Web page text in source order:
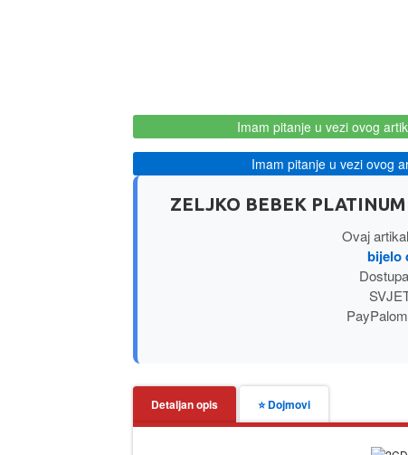
Imam pitanje u vezi ovog
Imam pitanje u vezi ovog
ZELJKO BEBEK
Ovaj artikal
bijelo
Detaljan opis ⭐ Dojmovi